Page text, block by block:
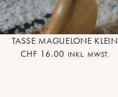
TASSE MAGUELONE KLEIN
CHF 16.00 INKL. MWST.